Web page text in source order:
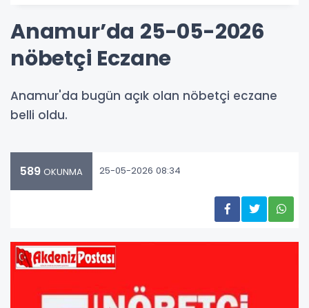
Anamur’da 25-05-2026
nöbetçi Eczane
Anamur'da bugün açık olan nöbetçi eczane
belli oldu.
589 OKUNMA 25-05-2026 08:34